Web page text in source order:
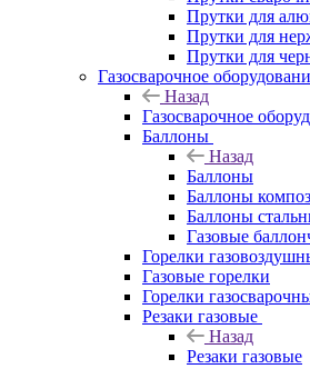
Прутки для
Прутки для
Прутки для
Газосварочное
Назад
Газосварочное
Баллоны
Назад
Баллоны
Баллоны
Баллоны
Газовые
Горелки
Газовые горелки
Горелки
Резаки газовые
Назад
Резаки газовые